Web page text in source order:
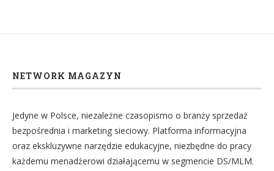
NETWORK MAGAZYN
Jedyne w Polsce, niezależne czasopismo o branży sprzedaż
bezpośrednia i marketing sieciowy. Platforma informacyjna
oraz ekskluzywne narzędzie edukacyjne, niezbędne do pracy
każdemu menadżerowi działającemu w segmencie DS/MLM.